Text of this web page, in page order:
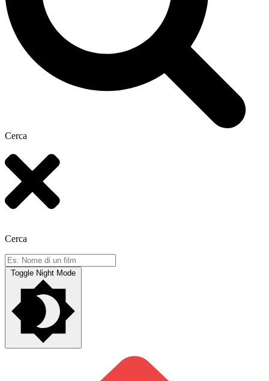
Cerca
Cerca
Toggle Night Mode